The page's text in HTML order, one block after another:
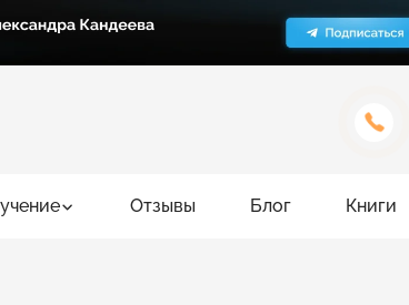
Отзывы Блог Книги